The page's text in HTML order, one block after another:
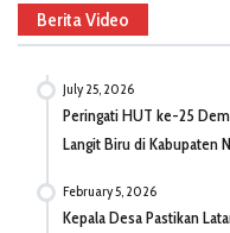
Berita Video
July 25, 2026
Peringati HUT ke-25
Langit Biru di Kabupaten
February 5, 2026
Kepala Desa Pastikan